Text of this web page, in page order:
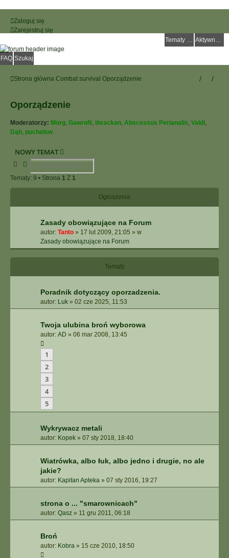
Zaloguj się
Zarejestruj się
Tematy bez odpowiedzi
Aktywne tematy
FAQ Szukaj
Strona główna Combat survival Oporządzenie
Oporządzenie
Moderatorzy: Morg, GawroN , thrackan, Abscessus Perianalis, Valdi,
Dąb, puchalsw
NOWY TEMAT
SzukajWyszukiwanie Zaawansowane
Tematy: 9 • Strona 1 Z 1
Ogłoszenia
Zasady obowiązujące na Forum
autor: Tanto » 17 lut 2009, 21:05 » w
Zasady obowiązujące na Forum
Tematy
Poradnik dotyczący oporzadzenia.
autor: Luk » 02 cze 2025, 11:53
Twoja ulubina broń wyborowa
autor: AD » 06 mar 2008, 13:45
1
2
3
4
5
Wykrywacz metali
autor: Kopek » 07 sty 2018, 18:40
Wiatrówka, albo łuk, albo jedno i drugie, no ale
jakie?
autor: Kapitan Apteka » 07 sty 2016, 19:27
strona o ... "smarownicach"
autor: Qasz » 11 gru 2011, 06:18
Broń
autor: Kobra » 15 cze 2010, 18:50